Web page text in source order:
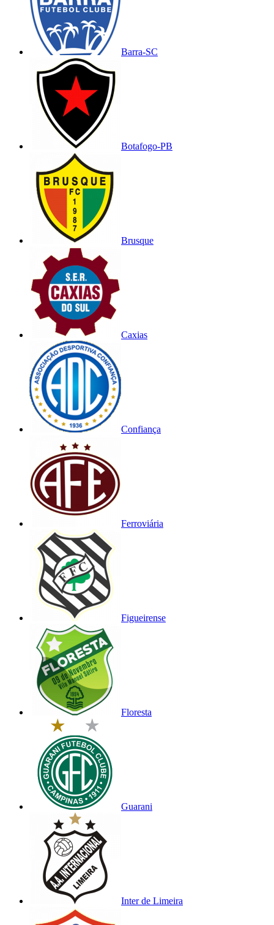
Barra-SC
Botafogo-PB
Brusque
Caxias
Confiança
Ferroviária
Figueirense
Floresta
Guarani
Inter de Limeira